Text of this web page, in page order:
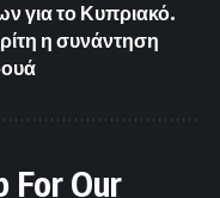
για το Κυπριακό.
η συνάντηση
For Our